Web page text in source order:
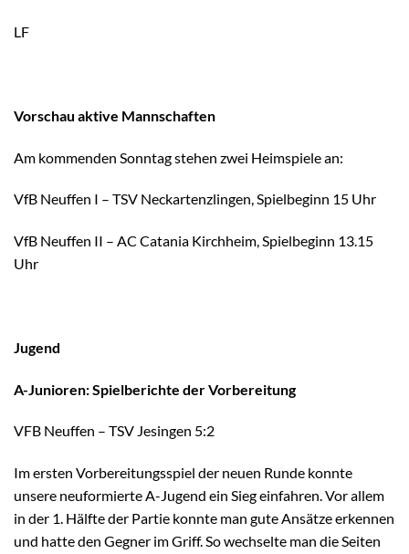
LF
Vorschau aktive Mannschaften
Am kommenden Sonntag stehen zwei Heimspiele an:
VfB Neuffen I – TSV Neckartenzlingen, Spielbeginn 15 Uhr
VfB Neuffen II – AC Catania Kirchheim, Spielbeginn 13.15
Uhr
Jugend
A-Junioren: Spielberichte der Vorbereitung
VFB Neuffen – TSV Jesingen 5:2
Im ersten Vorbereitungsspiel der neuen Runde konnte
unsere neuformierte A-Jugend ein Sieg einfahren. Vor allem
in der 1. Hälfte der Partie konnte man gute Ansätze erkennen
und hatte den Gegner im Griff. So wechselte man die Seiten